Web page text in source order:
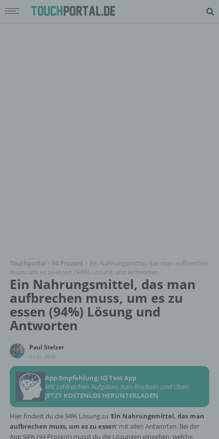
Touchportal > 94 Prozent > Ein Nahrungsmittel, das man aufbrechen
muss, um es zu essen (94%) Lösung und Antworten
Ein Nahrungsmittel, das man
aufbrechen muss, um es zu
essen (94%) Lösung und
Antworten
Paul Stelzer
21.01.2018
App Empfehlung: IQ Test App
Mit zahlreichen Aufgaben zum Knobeln und Üben
JETZT KOSTENLOS HERUNTERLADEN
Hier findest du die 94% Lösung zu ‘Ein Nahrungsmittel, das man
aufbrechen muss, um es zu essen‘ mit allen Antworten. Bei der
App 94% (94 Prozent) musst du die Lösungen eingeben, welche